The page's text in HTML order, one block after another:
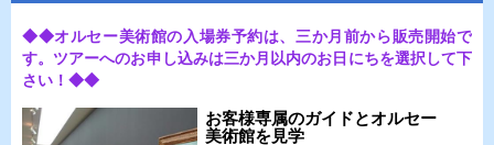
◆◆オルセー美術館の入場券予約は、三か月前から販売開始で
す。ツアーへのお申し込みは三か月以内のお日にちを選択して下
さい！◆◆
お客様専属のガイドとオルセー
美術館を見学